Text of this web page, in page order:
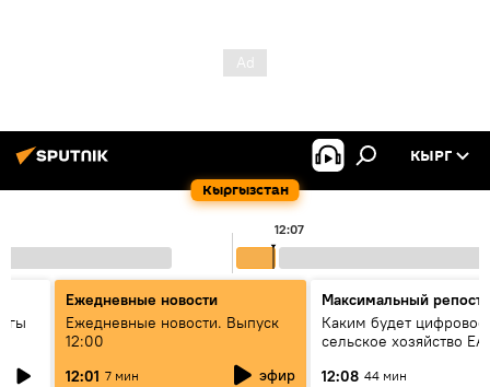
Кыргызстан
КЫРГ
12:07
Ежедневные новости
Ежедневные новости. Выпуск
12:00
12:01 7 мин эфир
Максимальный репост
Каким будет цифровое
сельское хозяйство
12:08 44 мин